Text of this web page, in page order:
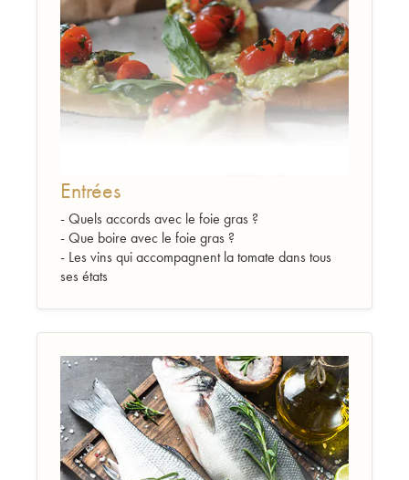
Entrées
-Quels accords avec le foie gras ?
-Que boire avec le foie gras ?
- Les vins qui accompagnent la tomate dans tous
ses états